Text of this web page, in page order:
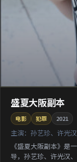
盛夏大阪副本
电影 犯罪 2021
主演： 孙艺珍、许光
《盛夏大阪副本》是
导，孙艺珍、许光汉